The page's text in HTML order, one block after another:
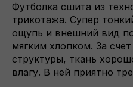
Футболка сшита из
трикотажа. Супер
ощупь и внешний вид
мягким хлопком. За
структуры, ткань
влагу. В ней приятно